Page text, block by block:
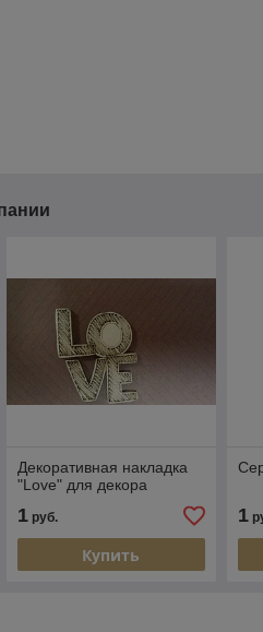
Декоративная накладка
"Love" для декора
1руб.
Купить
1